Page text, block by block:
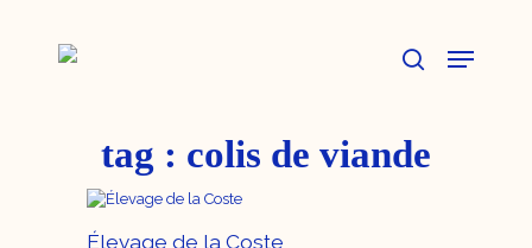
Menu
tag : colis de viande
Élevage de la Coste